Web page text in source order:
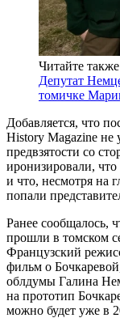
Читайте также
Депутат
томичке
Добавляется, что
History Magazine не
предвзятости со
иронизировали,
и что, несмотря на
попали
Ранее сообщалось,
прошли в томском
Французский
фильм о
облдумы Галина
на прототип
можно будет уже в